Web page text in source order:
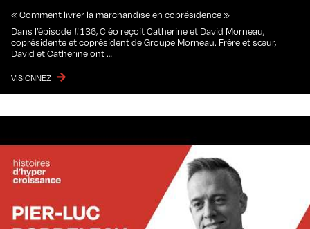
« Comment livrer la marchandise en coprésidence »
Dans l’épisode #136, Cléo reçoit Catherine et David Morneau,
coprésidente et coprésident de Groupe Morneau. Frère et sœur,
David et Catherine ont …
VISIONNEZ